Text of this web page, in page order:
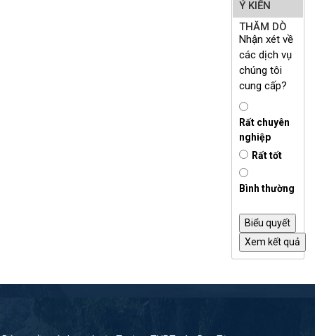
Ý KIẾN
THĂM DÒ
Nhận xét về
các dịch vụ
chúng tôi
cung cấp?
Rất chuyên
nghiệp
Rất tốt
Bình thường